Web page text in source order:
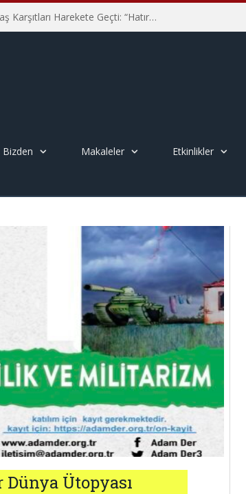
Hiroşima’nın 81. Yılında İtalyan Savaş Karşıtları Harekete Geçti: “Hatırlamak yeterli değil”
Bizden Makaleler Etkinlikler
Ütopyası